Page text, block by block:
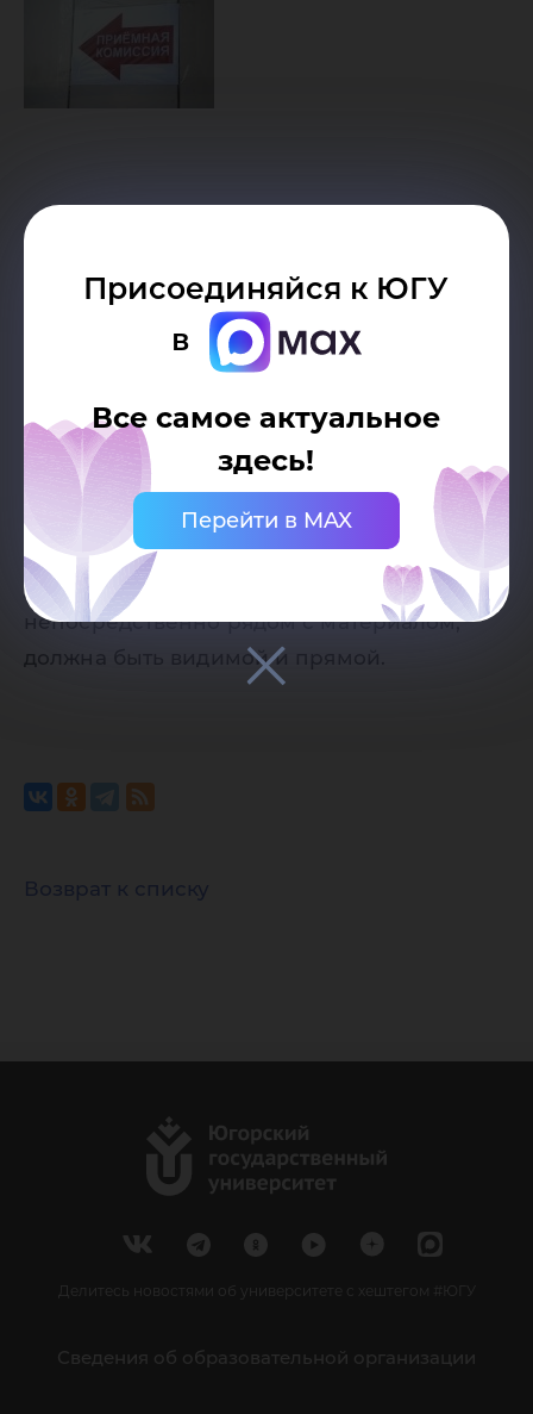
Присоединяйся к ЮГУ
в
Все самое актуальное
здесь!
Перейти в MAX
Дата публикации: 12.08.2014
Пресс-служба Югорского
государственного университета
Разрешено копирование статей, только
при наличии активной (кликабельной)
ссылки на страницу-источник сайта
Югорского государственного
университета. Ссылка должна находиться
непосредственно рядом с материалом,
должна быть видимой и прямой.
Возврат к списку
Делитесь новостями об университете с хештегом #ЮГУ
Сведения об образовательной организации